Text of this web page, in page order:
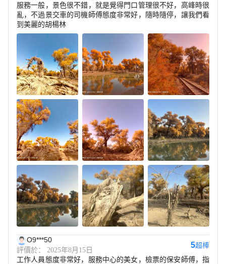
服務一般，景色很不錯，就是覺得門口管理很不好，高峰時很
亂，不過景交車的司機師傅態度非常好，隨時隨停，讓我們看
到美麗的胡楊林
O9***50
評價於： 2025年8月15日
5超棒
工作人員態度非常好，服務中心的美女，檢票的保安師傅，指